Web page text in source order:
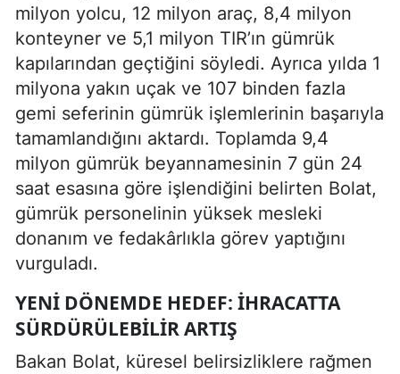
milyon yolcu, 12 milyon araç, 8,4 milyon
konteyner ve 5,1 milyon TIR’ın gümrük
kapılarından geçtiğini söyledi. Ayrıca yılda 1
milyona yakın uçak ve 107 binden fazla
gemi seferinin gümrük işlemlerinin başarıyla
tamamlandığını aktardı. Toplamda 9,4
milyon gümrük beyannamesinin 7 gün 24
saat esasına göre işlendiğini belirten Bolat,
gümrük personelinin yüksek mesleki
donanım ve fedakârlıkla görev yaptığını
vurguladı.
YENI DÖNEMDE HEDEF: İHRACATTA
SÜRDÜRÜLEBILIR ARTIŞ
Bakan Bolat, küresel belirsizliklere rağmen